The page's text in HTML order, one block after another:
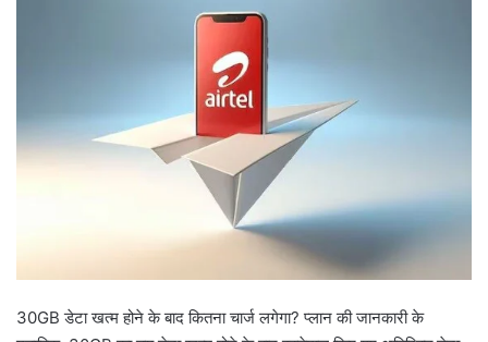
30GB डेटा खत्म होने के बाद कितना चार्ज लगेगा? प्लान की जानकारी के